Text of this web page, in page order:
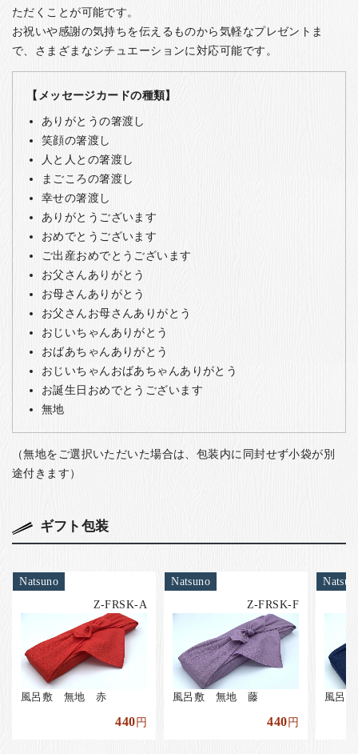
ただくことが可能です。
お祝いや感謝の気持ちを伝えるものから気軽なプレゼントま
で、さまざまなシチュエーションに対応可能です。
【メッセージカードの種類】
ありがとうの箸渡し
笑顔の箸渡し
人と人との箸渡し
まごころの箸渡し
幸せの箸渡し
ありがとうございます
おめでとうございます
ご出産おめでとうございます
お父さんありがとう
お母さんありがとう
お父さんお母さんありがとう
おじいちゃんありがとう
おばあちゃんありがとう
おじいちゃんおばあちゃんありがとう
お誕生日おめでとうございます
無地
（無地をご選択いただいた場合は、包装内に同封せず小袋が別
途付きます）
ギフト包装
Natsuno
Z-FRSK-A
風呂敷 無地 赤
440円
Natsuno
Z-FRSK-F
風呂敷 無地 藤
440円
風呂